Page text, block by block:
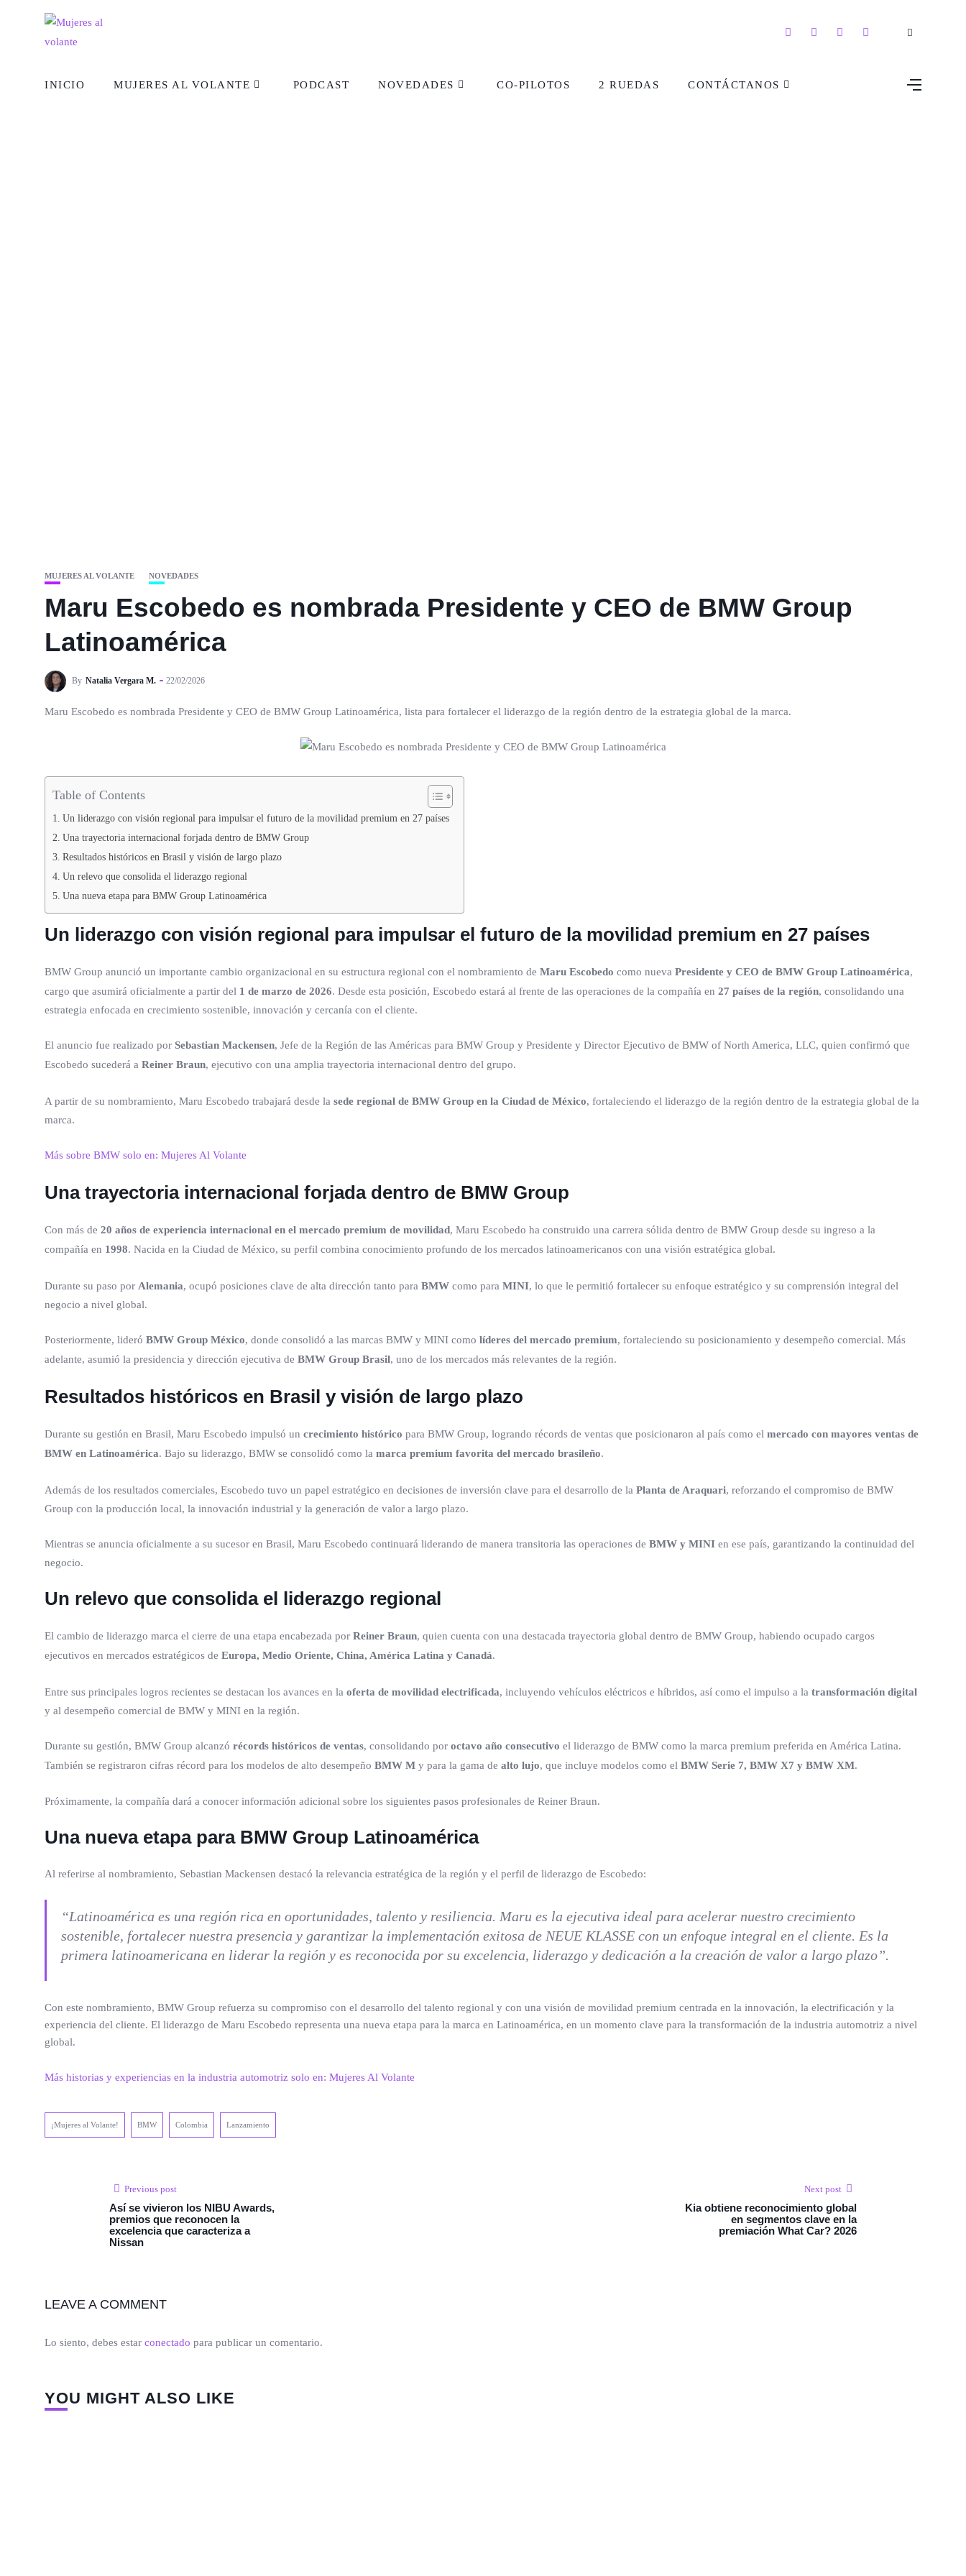
INICIO MUJERES AL VOLANTE PODCAST NOVEDADES CO-PILOTOS 2 RUEDAS CONTÁCTANOS
MUJERES AL VOLANTE NOVEDADES
Maru Escobedo es nombrada Presidente y CEO de BMW Group
Latinoamérica
By Natalia Vergara M. 22/02/2026
Maru Escobedo es nombrada Presidente y CEO de BMW Group Latinoamérica, lista para fortalecer el liderazgo de la región dentro de la estrategia global de la marca.
Table of Contents
Un liderazgo con visión regional para impulsar el futuro de la movilidad premium en 27 países
Una trayectoria internacional forjada dentro de BMW Group
Resultados históricos en Brasil y visión de largo plazo
Un relevo que consolida el liderazgo regional
Una nueva etapa para BMW Group Latinoamérica
Un liderazgo con visión regional para impulsar el futuro de la movilidad premium en 27 países
BMW Group anunció un importante cambio organizacional en su estructura regional con el nombramiento de Maru Escobedo como nueva Presidente y CEO de BMW Group Latinoamérica,
cargo que asumirá oficialmente a partir del 1 de marzo de 2026. Desde esta posición, Escobedo estará al frente de las operaciones de la compañía en 27 países de la región, consolidando una
estrategia enfocada en crecimiento sostenible, innovación y cercanía con el cliente.
El anuncio fue realizado por Sebastian Mackensen, Jefe de la Región de las Américas para BMW Group y Presidente y Director Ejecutivo de BMW of North America, LLC, quien confirmó que
Escobedo sucederá a Reiner Braun, ejecutivo con una amplia trayectoria internacional dentro del grupo.
A partir de su nombramiento, Maru Escobedo trabajará desde la sede regional de BMW Group en la Ciudad de México, fortaleciendo el liderazgo de la región dentro de la estrategia global de la
marca.
Más sobre BMW solo en: Mujeres Al Volante
Una trayectoria internacional forjada dentro de BMW Group
Con más de 20 años de experiencia internacional en el mercado premium de movilidad, Maru Escobedo ha construido una carrera sólida dentro de BMW Group desde su ingreso a la
compañía en 1998. Nacida en la Ciudad de México, su perfil combina conocimiento profundo de los mercados latinoamericanos con una visión estratégica global.
Durante su paso por Alemania, ocupó posiciones clave de alta dirección tanto para BMW como para MINI, lo que le permitió fortalecer su enfoque estratégico y su comprensión integral del
negocio a nivel global.
Posteriormente, lideró BMW Group México, donde consolidó a las marcas BMW y MINI como líderes del mercado premium, fortaleciendo su posicionamiento y desempeño comercial. Más
adelante, asumió la presidencia y dirección ejecutiva de BMW Group Brasil, uno de los mercados más relevantes de la región.
Resultados históricos en Brasil y visión de largo plazo
Durante su gestión en Brasil, Maru Escobedo impulsó un crecimiento histórico para BMW Group, logrando récords de ventas que posicionaron al país como el mercado con mayores ventas de
BMW en Latinoamérica. Bajo su liderazgo, BMW se consolidó como la marca premium favorita del mercado brasileño.
Además de los resultados comerciales, Escobedo tuvo un papel estratégico en decisiones de inversión clave para el desarrollo de la Planta de Araquari, reforzando el compromiso de BMW
Group con la producción local, la innovación industrial y la generación de valor a largo plazo.
Mientras se anuncia oficialmente a su sucesor en Brasil, Maru Escobedo continuará liderando de manera transitoria las operaciones de BMW y MINI en ese país, garantizando la continuidad del
negocio.
Un relevo que consolida el liderazgo regional
El cambio de liderazgo marca el cierre de una etapa encabezada por Reiner Braun, quien cuenta con una destacada trayectoria global dentro de BMW Group, habiendo ocupado cargos
ejecutivos en mercados estratégicos de Europa, Medio Oriente, China, América Latina y Canadá.
Entre sus principales logros recientes se destacan los avances en la oferta de movilidad electrificada, incluyendo vehículos eléctricos e híbridos, así como el impulso a la transformación digital
y al desempeño comercial de BMW y MINI en la región.
Durante su gestión, BMW Group alcanzó récords históricos de ventas, consolidando por octavo año consecutivo el liderazgo de BMW como la marca premium preferida en América Latina.
También se registraron cifras récord para los modelos de alto desempeño BMW M y para la gama de alto lujo, que incluye modelos como el BMW Serie 7, BMW X7 y BMW XM.
Próximamente, la compañía dará a conocer información adicional sobre los siguientes pasos profesionales de Reiner Braun.
Una nueva etapa para BMW Group Latinoamérica
Al referirse al nombramiento, Sebastian Mackensen destacó la relevancia estratégica de la región y el perfil de liderazgo de Escobedo:
“Latinoamérica es una región rica en oportunidades, talento y resiliencia. Maru es la ejecutiva ideal para acelerar nuestro crecimiento
sostenible, fortalecer nuestra presencia y garantizar la implementación exitosa de NEUE KLASSE con un enfoque integral en el cliente. Es la
primera latinoamericana en liderar la región y es reconocida por su excelencia, liderazgo y dedicación a la creación de valor a largo plazo”.
Con este nombramiento, BMW Group refuerza su compromiso con el desarrollo del talento regional y con una visión de movilidad premium centrada en la innovación, la electrificación y la
experiencia del cliente. El liderazgo de Maru Escobedo representa una nueva etapa para la marca en Latinoamérica, en un momento clave para la transformación de la industria automotriz a nivel
global.
Más historias y experiencias en la industria automotriz solo en: Mujeres Al Volante
¡Mujeres al Volante! BMW Colombia Lanzamiento
Previous post
Así se vivieron los NIBU Awards,
premios que reconocen la
excelencia que caracteriza a
Nissan
Next post
Kia obtiene reconocimiento global
en segmentos clave en la
premiación What Car? 2026
LEAVE A COMMENT
Lo siento, debes estar conectado para publicar un comentario.
YOU MIGHT ALSO LIKE